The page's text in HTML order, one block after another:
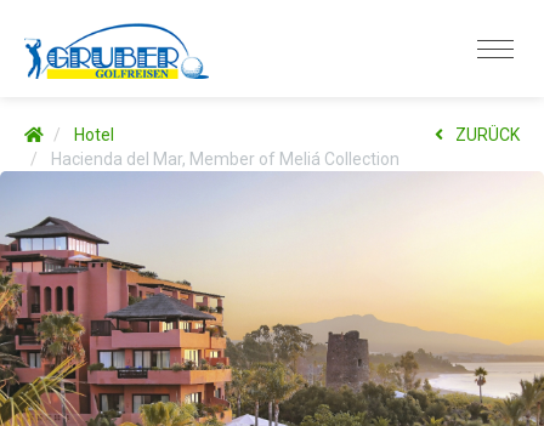
Hotel
Hacienda del Mar, Member of Meliá Collection
ZURÜCK